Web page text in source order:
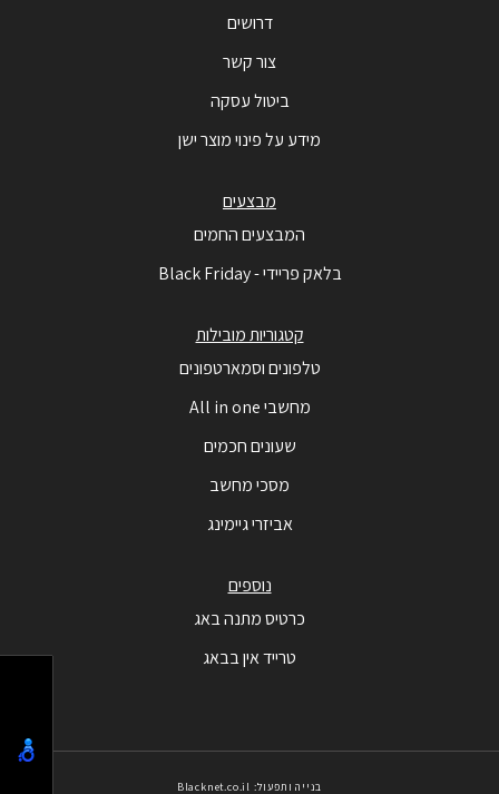
דרושים
צור קשר
ביטול עסקה
מידע על פינוי מוצר ישן
מבצעים
המבצעים החמים
בלאק פריידי - Black Friday
קטגוריות מובילות
טלפונים וסמארטפונים
מחשבי All in one
שעונים חכמים
מסכי מחשב
אביזרי גיימינג
נוספים
כרטיס מתנה באג
טרייד אין בבאג
בנייה ותפעול: Blacknet.co.il